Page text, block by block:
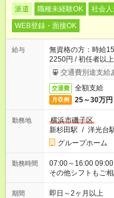
派遣 職種未経験OK 社会
WEB登録・面接OK
給与
無資格の方：時給
2250円 / 初任者以
交通費別途支給
交通費 全額支給
月収例 25～30万円
勤務地
横浜市磯子区
新杉田駅 / 洋光台
グループホーム
勤務時間
07:00～16:00 09:00～18:00
その他シフトもご相
期間 即日～2ヶ月以上